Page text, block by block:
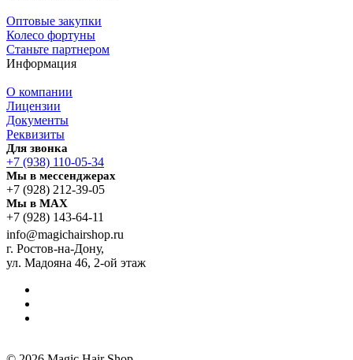
Оптовые закупки
Колесо фортуны
Станьте партнером
Информация
О компании
Лицензии
Документы
Реквизиты
Для звонка
+7 (938) 110-05-34
Мы в мессенджерах
+7 (928) 212-39-05
Мы в MAX
+7 (928) 143-64-11
info@magichairshop.ru
г. Ростов-на-Дону,
ул. Мадояна 46, 2-ой этаж